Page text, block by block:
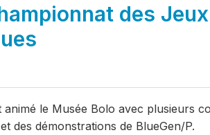
des Jeux
le Musée Bolo avec plusieurs
des démonstrations de BlueGen/P.